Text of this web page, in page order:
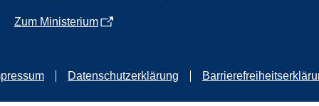
Zum Ministerium
Datenschutzerklärung